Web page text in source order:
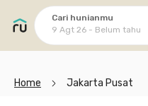
Cari hunianmu
9 Agt 26 - Belum tahu
Home Jakarta Pusat